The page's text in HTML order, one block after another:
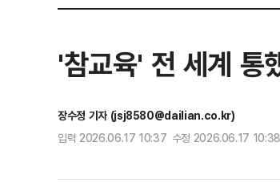
'참교육' 전 세계
장수정 기자 (jsj8580@dailian.co.kr)
입력 2026.06.17 10:37 수정 2026.06.17 10:38